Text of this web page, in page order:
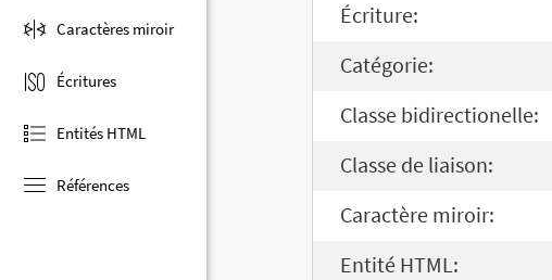
Caractères miroir
Écritures
Entités HTML
Références
Écriture:
Catégorie:
Classe bidirectionelle:
Classe de liaison:
Caractère miroir:
Entité HTML: